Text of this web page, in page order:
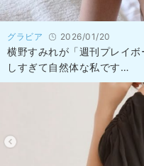
グラビア 2026/01/20
横野すみれが「週刊プレイ
しすぎて自然体な私です…